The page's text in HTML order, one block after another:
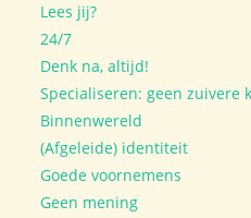
Lees jij?
24/7
Denk na, altijd!
Specialiseren: geen zuivere
Binnenwereld
(Afgeleide) identiteit
Goede voornemens
Geen mening